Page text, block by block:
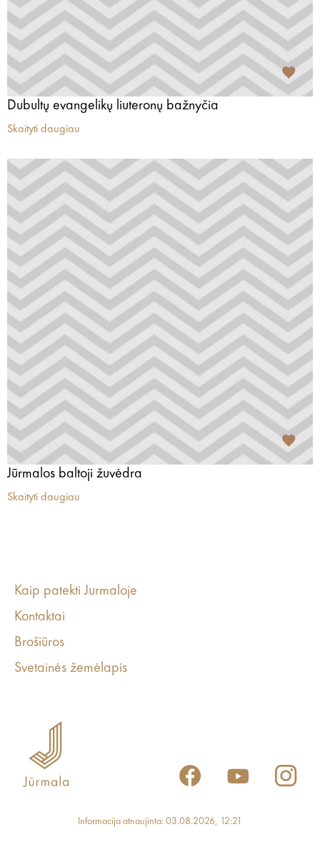
Dubultų evangelikų liuteronų bažnyčia
Skaityti daugiau
Jūrmalos baltoji žuvėdra
Skaityti daugiau
Kaip patekti Jurmaloje
Kontaktai
Brošiūros
Svetainės žemėlapis
Informacija atnaujinta: 03.08.2026, 12:21